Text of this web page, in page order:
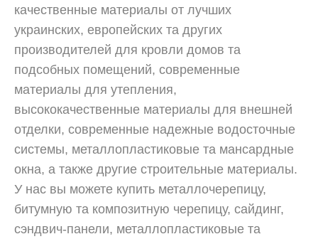
качественные материалы от лучших
украинских, европейских та других
производителей для кровли домов та
подсобных помещений, современные
материалы для утепления,
высококачественные материалы для внешней
отделки, современные надежные водосточные
системы, металлопластиковые та мансардные
окна, а также другие строительные материалы.
У нас вы можете купить металлочерепицу,
битумную та композитную черепицу, сайдинг,
сэндвич-панели, металлопластиковые та